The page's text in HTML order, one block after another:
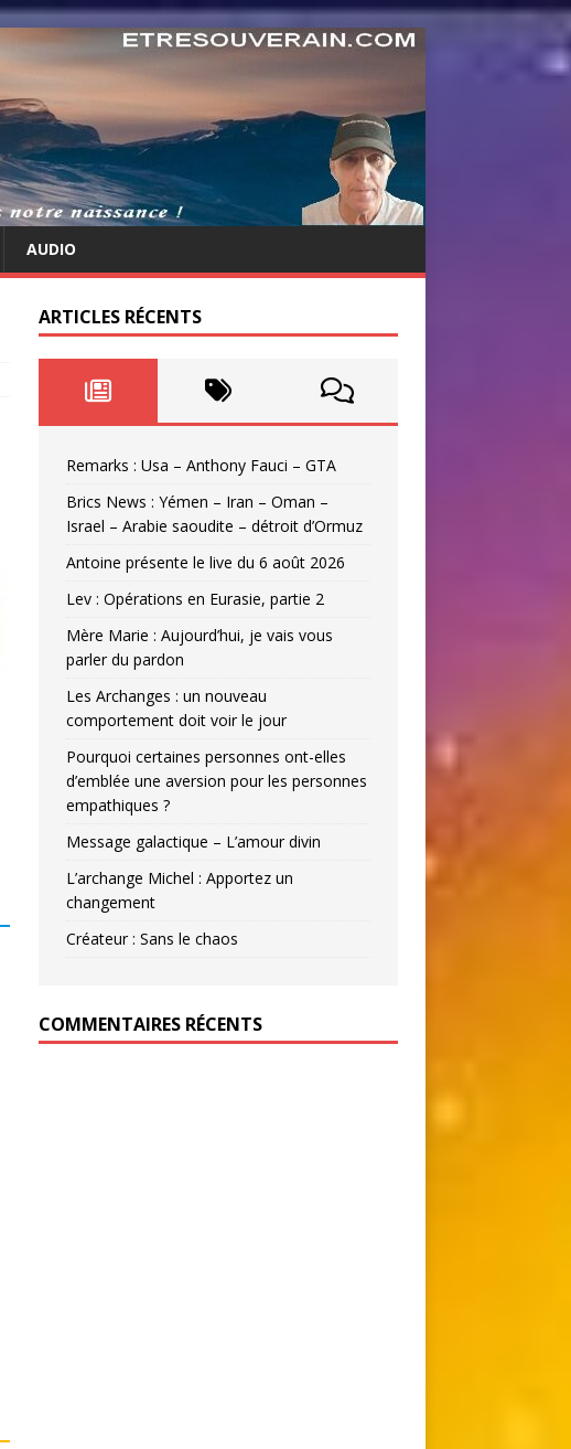
AUDIO
ARTICLES RÉCENTS
Remarks : Usa – Anthony Fauci – GTA
Brics News : Yémen – Iran – Oman –
Israel – Arabie saoudite – détroit d’Ormuz
Antoine présente le live du 6 août 2026
Lev : Opérations en Eurasie, partie 2
Mère Marie : Aujourd’hui, je vais vous
parler du pardon
Les Archanges : un nouveau
comportement doit voir le jour
Pourquoi certaines personnes ont-elles
d’emblée une aversion pour les personnes
empathiques ?
Message galactique – L’amour divin
L’archange Michel : Apportez un
changement
Créateur : Sans le chaos
COMMENTAIRES RÉCENTS